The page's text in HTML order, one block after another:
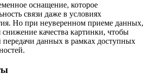
оснащение, которое
связи даже в условиях
Но при неуверенном приеме данных,
снижение качества картинки, чтобы
передачи данных в рамках доступных